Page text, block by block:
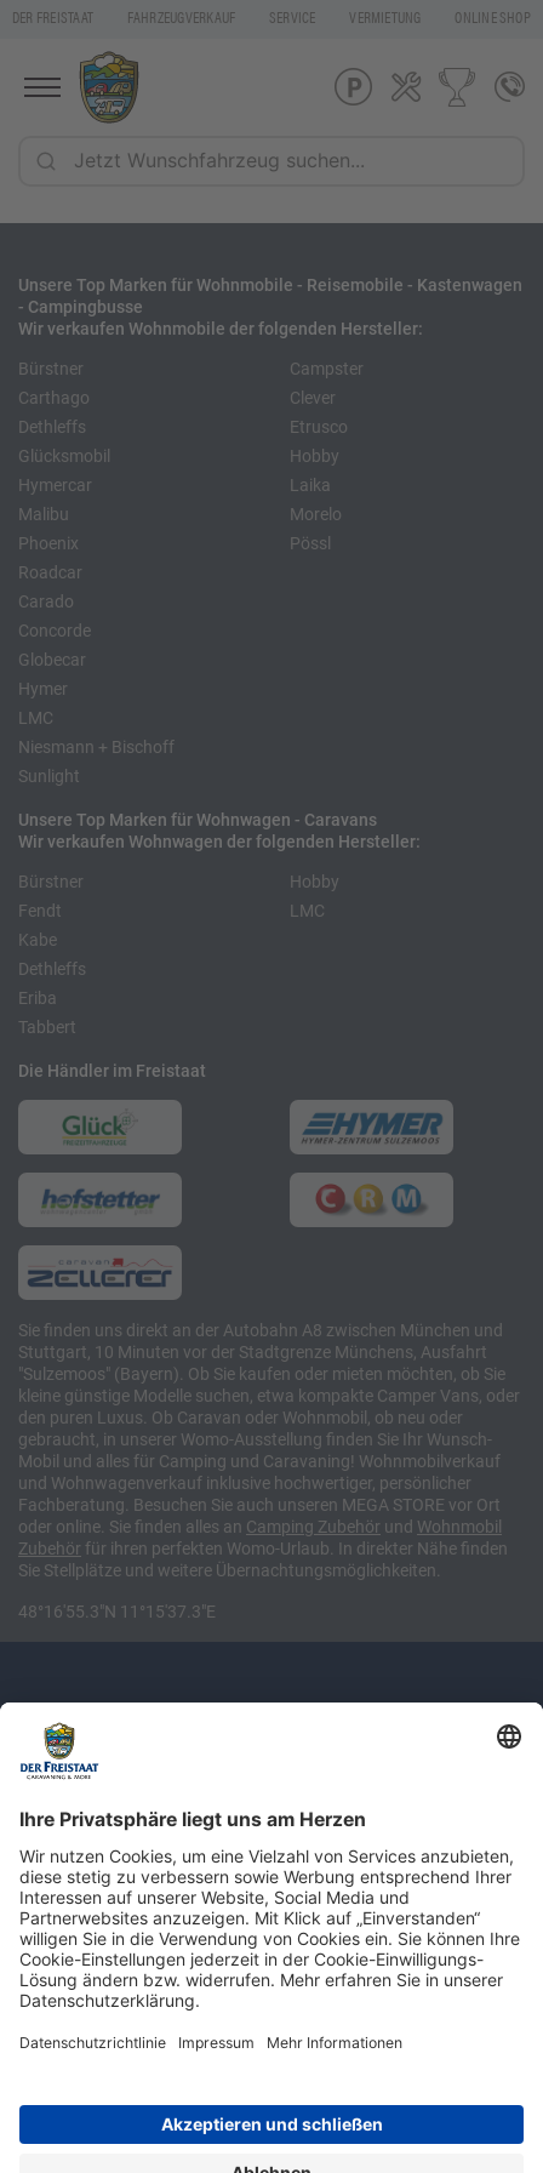
DER FREISTAAT FAHRZEUGVERKAUF SERVICE VERMIETUNG ONLINE SHOP
Unsere Top Marken für Wohnmobile - Reisemobile - Kastenwagen
- Campingbusse
Wir verkaufen Wohnmobile der folgenden Hersteller:
Bürstner
Carthago
Dethleffs
Glücksmobil
Hymercar
Malibu
Phoenix
Roadcar
Campster
Clever
Etrusco
Hobby
Laika
Morelo
Pössl
Carado
Concorde
Globecar
Hymer
LMC
Niesmann + Bischoff
Sunlight
Unsere Top Marken für Wohnwagen - Caravans
Wir verkaufen Wohnwagen der folgenden Hersteller:
Bürstner
Fendt
Kabe
Hobby
LMC
Dethleffs
Eriba
Tabbert
Die Händler im Freistaat
Sie finden uns direkt an der Autobahn A8 zwischen München und
Stuttgart, 10 Minuten vor der Stadtgrenze Münchens, Ausfahrt
"Sulzemoos" (Bayern). Ob Sie kaufen oder mieten möchten, ob Sie
kleine günstige Modelle suchen, etwa kompakte Camper Vans, oder
den puren Luxus. Ob Caravan oder Wohnmobil, ob neu oder
gebraucht, in unserer Womo-Ausstellung finden Sie Ihr Wunsch-
Mobil und alles für Camping und Caravaning! Wohnmobilverkauf
und Wohnwagenverkauf inklusive hochwertiger, persönlicher
Fachberatung. Besuchen Sie auch unseren MEGA STORE vor Ort
oder online. Sie finden alles an Camping Zubehör und Wohnmobil
Zubehör für ihren perfekten Womo-Urlaub. In direkter Nähe finden
Sie Stellplätze und weitere Übernachtungsmöglichkeiten.
48°16'55.3"N 11°15'37.3"E
Newsletter: Jetzt auf
shop.derfreistaat.de anmelden und
einen 5€ Gutschein für unseren Online-
Shop erhalten!*
Impressum Datenschutz Barrierefreiheit